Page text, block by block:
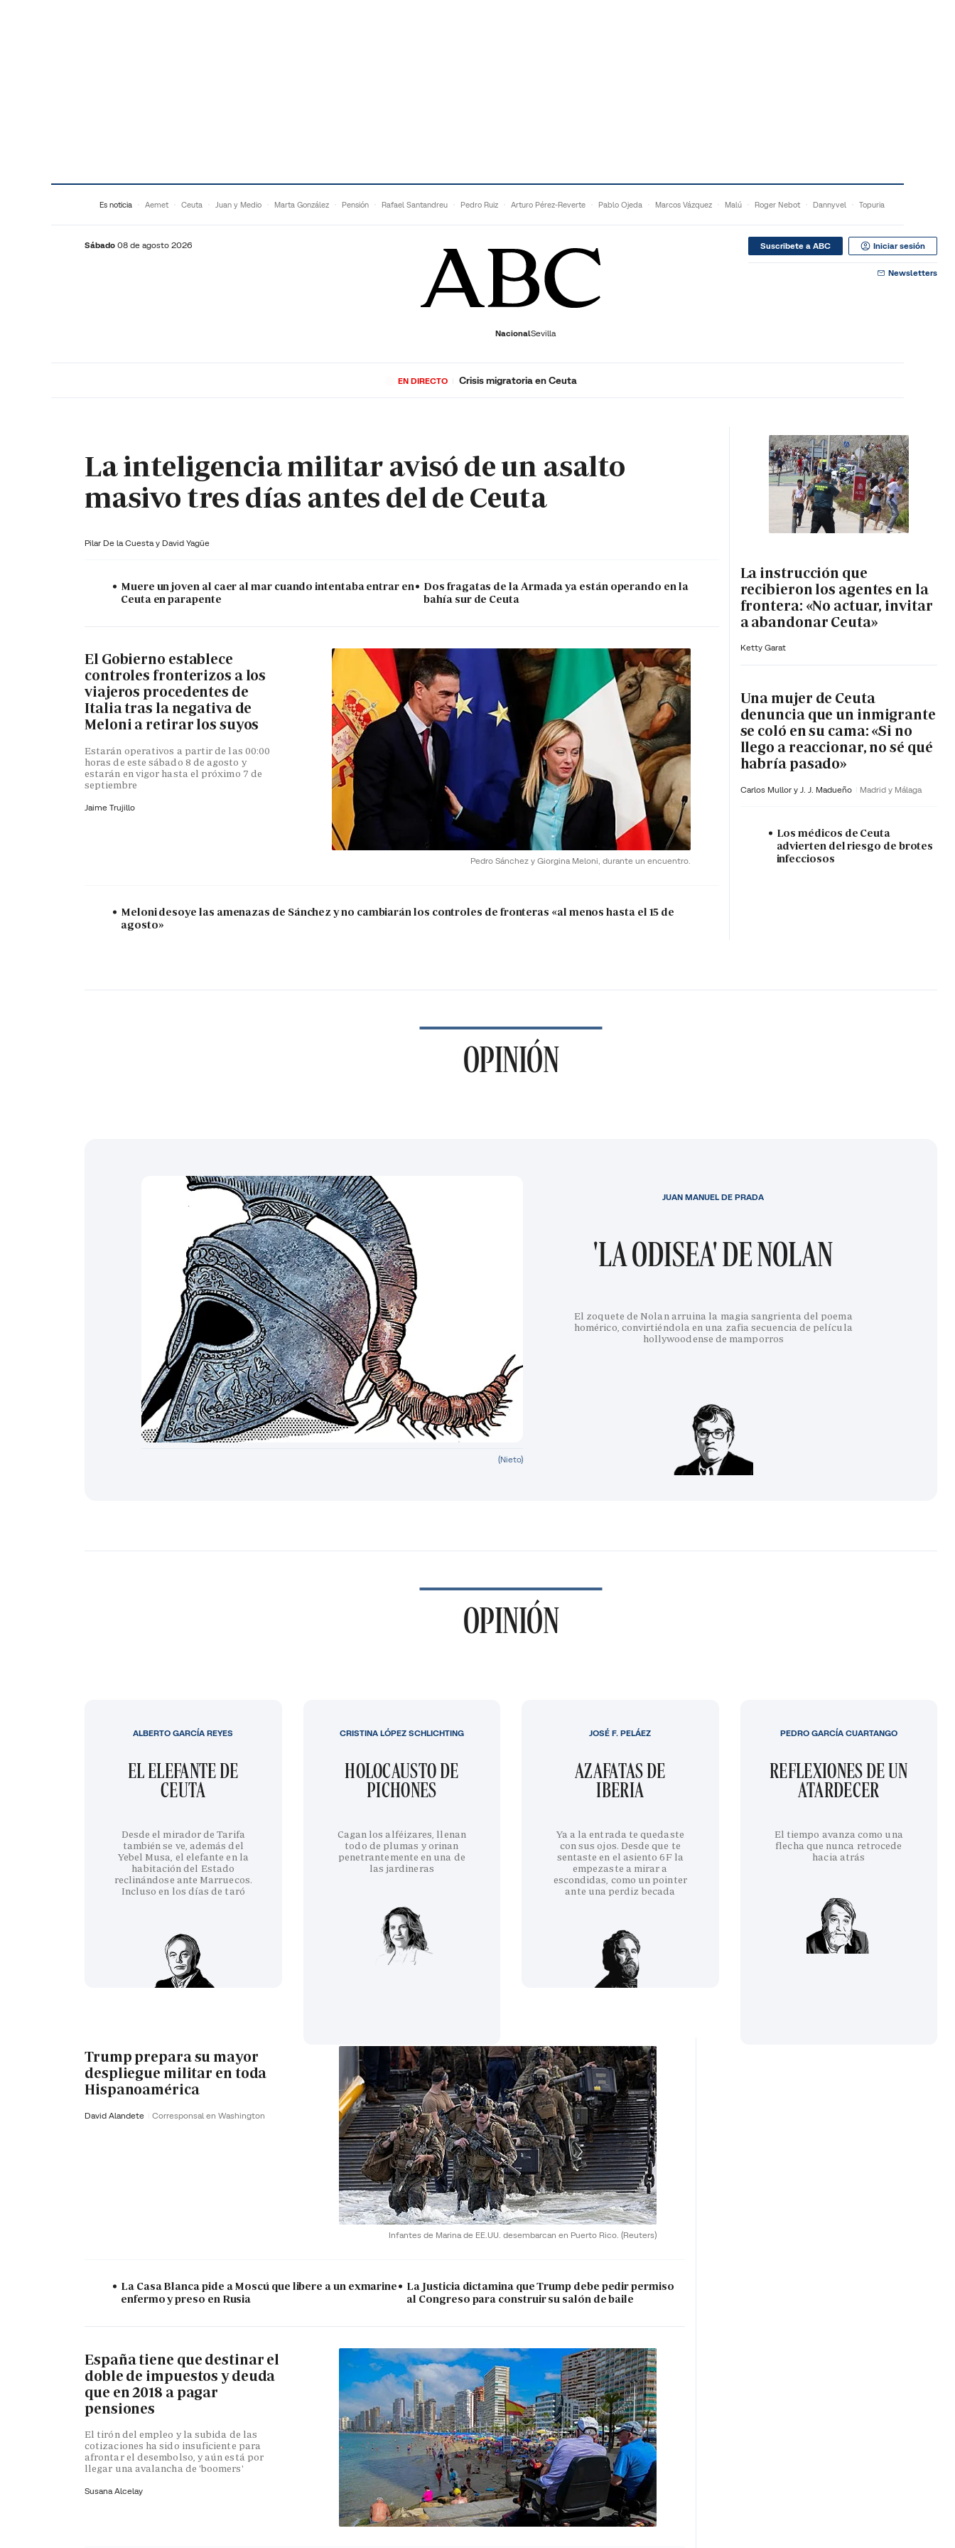
Es noticia Aemet Ceuta Juan y Medio Marta González Pensión Rafael Santandreu Pedro Ruiz Arturo Pérez-Reverte Pablo Ojeda Marcos Vázquez Malú Roger Nebot Dannyvel Topuria
Sábado 08 de agosto 2026
NacionalSevilla
Suscribete a ABC Iniciar sesión
Newsletters
ECONOMÍADEPORTES SOCIEDADCULTURAGENTEPLAY
EN DIRECTO Crisis migratoria en Ceuta
La inteligencia militar avisó de un asalto
masivo tres días antes del de Ceuta
Pilar De la Cuesta y David Yagüe
Muere un joven al caer al mar cuando intentaba entrar en
Ceuta en parapente
Dos fragatas de la Armada ya están operando en la
bahía sur de Ceuta
Pedro Sánchez y Giorgina Meloni, durante un encuentro.
El Gobierno establece
controles fronterizos a los
viajeros procedentes de
Italia tras la negativa de
Meloni a retirar los suyos
Estarán operativos a partir de las 00:00
horas de este sábado 8 de agosto y
estarán en vigor hasta el próximo 7 de
septiembre
Jaime Trujillo
Meloni desoye las amenazas de Sánchez y no cambiarán los controles de fronteras «al menos hasta el 15 de
agosto»
La instrucción que
recibieron los agentes en la
frontera: «No actuar, invitar
a abandonar Ceuta»
Ketty Garat
Una mujer de Ceuta
denuncia que un inmigrante
se coló en su cama: «Si no
llego a reaccionar, no sé qué
habría pasado»
Carlos Mullor y J. J. Madueño Madrid y Málaga
Los médicos de Ceuta
advierten del riesgo de brotes
infecciosos
OPINIÓN
(Nieto)
'LA ODISEA' DE NOLAN
El zoquete de Nolan arruina la magia sangrienta del poema
homérico, convirtiéndola en una zafia secuencia de película
hollywoodense de mamporros
JUAN MANUEL DE PRADA
OPINIÓN
EL ELEFANTE DE
CEUTA
Desde el mirador de Tarifa
también se ve, además del
Yebel Musa, el elefante en la
habitación del Estado
reclinándose ante Marruecos.
Incluso en los días de taró
ALBERTO GARCÍA REYES
HOLOCAUSTO DE
PICHONES
Cagan los alféizares, llenan
todo de plumas y orinan
penetrantemente en una de
las jardineras
CRISTINA LÓPEZ SCHLICHTING
AZAFATAS DE
IBERIA
Ya a la entrada te quedaste
con sus ojos. Desde que te
sentaste en el asiento 6F la
empezaste a mirar a
escondidas, como un pointer
ante una perdiz becada
JOSÉ F. PELÁEZ
REFLEXIONES DE UN
ATARDECER
El tiempo avanza como una
flecha que nunca retrocede
hacia atrás
PEDRO GARCÍA CUARTANGO
Infantes de Marina de EE.UU. desembarcan en Puerto Rico. (Reuters)
Trump prepara su mayor
despliegue militar en toda
Hispanoamérica
David Alandete Corresponsal en Washington
La Casa Blanca pide a Moscú que libere a un exmarine
enfermo y preso en Rusia
La Justicia dictamina que Trump debe pedir permiso
al Congreso para construir su salón de baile
España tiene que destinar el
doble de impuestos y deuda
que en 2018 a pagar
pensiones
El tirón del empleo y la subida de las
cotizaciones ha sido insuficiente para
afrontar el desembolso, y aún está por
llegar una avalancha de 'boomers'
Susana Alcelay